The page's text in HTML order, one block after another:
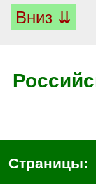
Вниз ⇊
Страницы: